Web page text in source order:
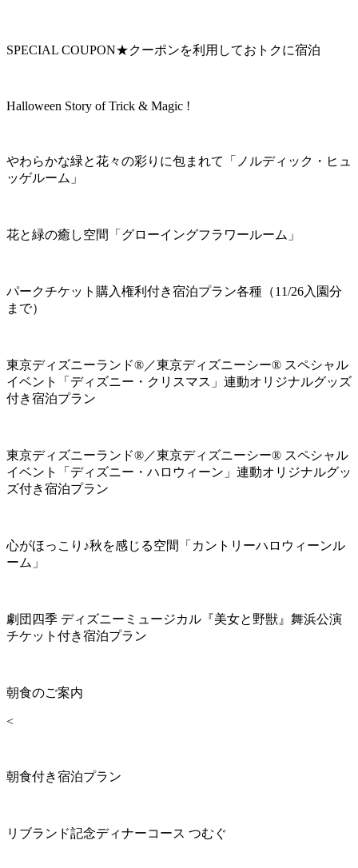
SPECIAL COUPON★クーポンを利用しておトクに宿泊
Halloween Story of Trick & Magic !
やわらかな緑と花々の彩りに包まれて「ノルディック・ヒュ
ッゲルーム」
花と緑の癒し空間「グローイングフラワールーム」
パークチケット購入権利付き宿泊プラン各種（11/26入園分
まで）
東京ディズニーランド®／東京ディズニーシー® スペシャル
イベント「ディズニー・クリスマス」連動オリジナルグッズ
付き宿泊プラン
東京ディズニーランド®／東京ディズニーシー® スペシャル
イベント「ディズニー・ハロウィーン」連動オリジナルグッ
ズ付き宿泊プラン
心がほっこり♪秋を感じる空間「カントリーハロウィーンル
ーム」
劇団四季 ディズニーミュージカル『美女と野獣』舞浜公演
チケット付き宿泊プラン
朝食のご案内
<
朝食付き宿泊プラン
リブランド記念ディナーコース つむぐ